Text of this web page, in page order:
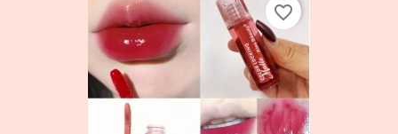
favorite_border